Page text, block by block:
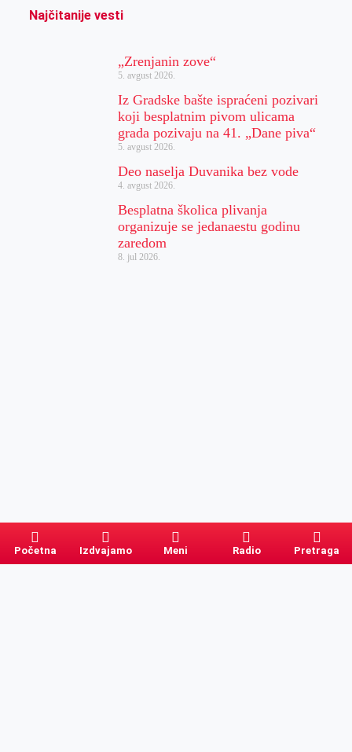
Najčitanije vesti
„Zrenjanin zove“
5. avgust 2026.
Iz Gradske bašte ispraćeni pozivari
koji besplatnim pivom ulicama
grada pozivaju na 41. „Dane piva“
5. avgust 2026.
Deo naselja Duvanika bez vode
4. avgust 2026.
Besplatna školica plivanja
organizuje se jedanaestu godinu
zaredom
8. jul 2026.
Početna Izdvajamo Meni Radio Pretraga